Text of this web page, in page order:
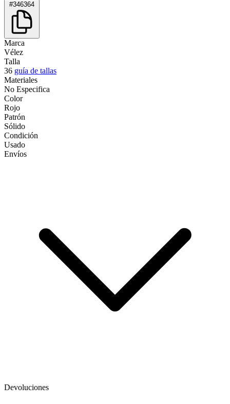
#346364
Marca
Vélez
Talla
36 guía de tallas
Materiales
No Especifica
Color
Rojo
Patrón
Sólido
Condición
Usado
Envíos
Devoluciones